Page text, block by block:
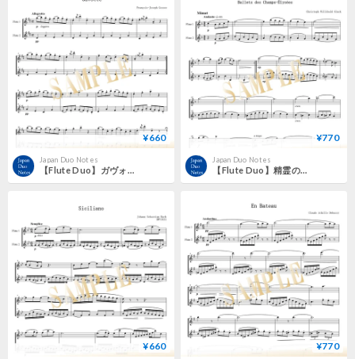
¥660
Japan Duo Notes
【Flute Duo】ガヴォット（Gavotte）／フランソワ＝ジョゼフ・ゴセック
¥770
Japan Duo Notes
【Flute Duo】精霊の踊り（Dance of the Blessed Spirits）／クリストフ・ヴィリバルト・グルック
¥660 ¥770